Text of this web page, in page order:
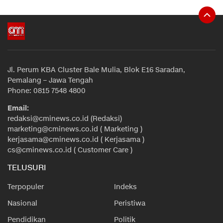
Jl. Perum KBA Cluster Bale Mulia, Blok E16 Saradan,
Pemalang – Jawa Tengah
Phone: 0815 7548 4800
Email:
redaksi@cminews.co.id (Redaksi)
marketing@cminews.co.id ( Marketing )
kerjasama@cminews.co.id ( Kerjasama )
cs@cminews.co.id ( Customer Care )
TELUSURI
Terpopuler
Indeks
Nasional
Peristiwa
Pendidikan
Politik